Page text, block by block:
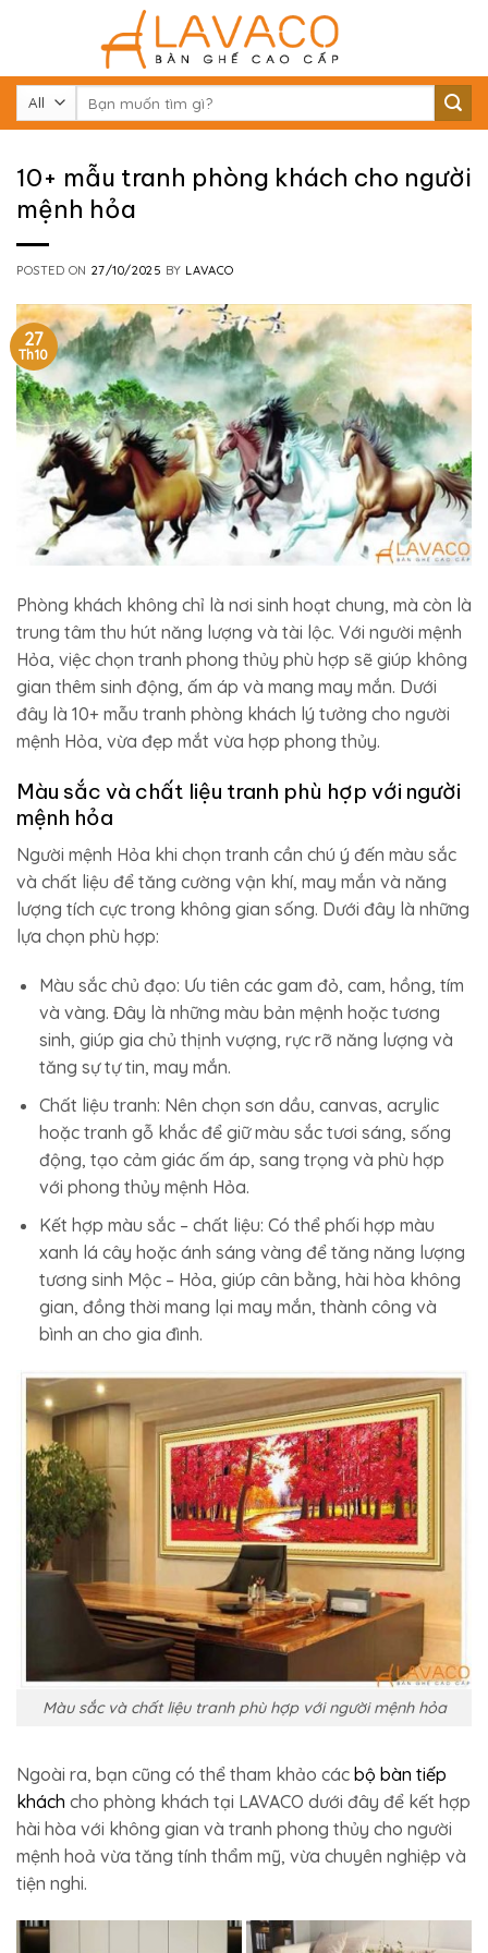
kiếm:
10+ mẫu tranh phòng khách cho người
mệnh hỏa
POSTED ON 27/10/2025 BY LAVACO
27
Th10
Phòng khách không chỉ là nơi sinh hoạt chung, mà còn là
trung tâm thu hút năng lượng và tài lộc. Với người mệnh
Hỏa, việc chọn tranh phong thủy phù hợp sẽ giúp không
gian thêm sinh động, ấm áp và mang may mắn. Dưới
đây là 10+ mẫu tranh phòng khách lý tưởng cho người
mệnh Hỏa, vừa đẹp mắt vừa hợp phong thủy.
Màu sắc và chất liệu tranh phù hợp với người
mệnh hỏa
Người mệnh Hỏa khi chọn tranh cần chú ý đến màu sắc
và chất liệu để tăng cường vận khí, may mắn và năng
lượng tích cực trong không gian sống. Dưới đây là những
lựa chọn phù hợp:
Màu sắc chủ đạo: Ưu tiên các gam đỏ, cam, hồng, tím
và vàng. Đây là những màu bản mệnh hoặc tương
sinh, giúp gia chủ thịnh vượng, rực rỡ năng lượng và
tăng sự tự tin, may mắn.
Chất liệu tranh: Nên chọn sơn dầu, canvas, acrylic
hoặc tranh gỗ khắc để giữ màu sắc tươi sáng, sống
động, tạo cảm giác ấm áp, sang trọng và phù hợp
với phong thủy mệnh Hỏa.
Kết hợp màu sắc – chất liệu: Có thể phối hợp màu
xanh lá cây hoặc ánh sáng vàng để tăng năng lượng
tương sinh Mộc – Hỏa, giúp cân bằng, hài hòa không
gian, đồng thời mang lại may mắn, thành công và
bình an cho gia đình.
Màu sắc và chất liệu tranh phù hợp với người mệnh hỏa
Ngoài ra, bạn cũng có thể tham khảo các bộ bàn tiếp
khách cho phòng khách tại LAVACO dưới đây để kết hợp
hài hòa với không gian và tranh phong thủy cho người
mệnh hoả vừa tăng tính thẩm mỹ, vừa chuyên nghiệp và
tiện nghi.